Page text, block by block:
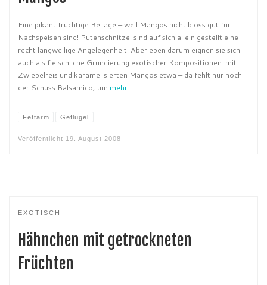
Eine pikant fruchtige Beilage – weil Mangos nicht bloss gut für
Nachspeisen sind! Putenschnitzel sind auf sich allein gestellt eine
recht langweilige Angelegenheit. Aber eben darum eignen sie sich
auch als fleischliche Grundierung exotischer Kompositionen: mit
Zwiebelreis und karamelisierten Mangos etwa – da fehlt nur noch
der Schuss Balsamico, um mehr
Fettarm Geflügel
Veröffentlicht 19. August 2008
EXOTISCH
Hähnchen mit getrockneten
Früchten